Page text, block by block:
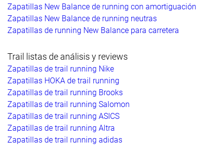
Zapatillas New Balance de running con amortiguación
Zapatillas New Balance de running neutras
Zapatillas de running New Balance para carretera
Trail listas de análisis y reviews
Zapatillas de trail running Nike
Zapatillas HOKA de trail running
Zapatillas de trail running Brooks
Zapatillas de trail running Salomon
Zapatillas de trail running ASICS
Zapatillas de trail running Altra
Zapatillas de trail running adidas